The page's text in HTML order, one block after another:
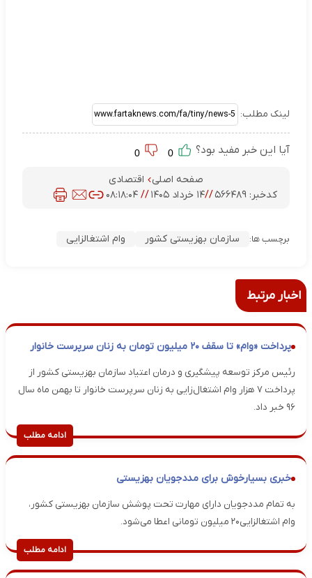
لینک مطلب:
آیا این خبر مفید بود؟
صفحه اصلی
اقتصادی
کدخبر:۵۶۶۴۸۹ //۱۴ خرداد ۱۴۰۵ //۰۸:۱۸:۰۴
برچسب ها: سازمان بهزیستی کشور وام اشتغالزایی
اخبار مرتبط
پرداخت «وام» تا سقف ۲۰ میلیون تومان به زنان سرپرست خانوار
رئیس مرکز توسعه پیشگیری و درمان اعتیاد سازمان بهزیستی کشور از
پرداخت ۷ هزار وام اشتغال‌زایی به زنان سرپرست خانوار تا بهمن ماه سال
۹۶ خبر داد.
ادامه مطلب
خبری بسیارخوش برای مددجویان بهزیستی
به تمام مددجویان دارای مهارت تحت پوشش سازمان بهزیستی کشور،
وام اشتغالزایی۲۰ میلیون تومانی اعطا می‌شود.
ادامه مطلب